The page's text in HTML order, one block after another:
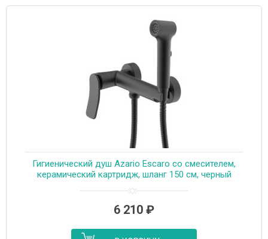
Гигиенический душ Azario Escaro со смесителем,
керамический картридж, шланг 150 см, черный
6 210 ₽